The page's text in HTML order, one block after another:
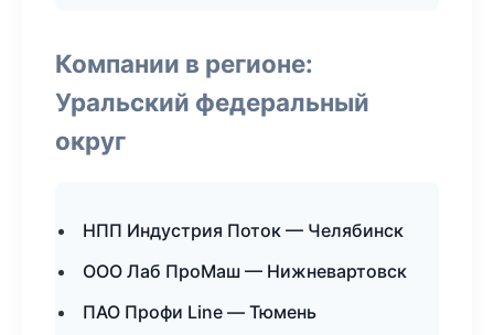
Компании в регионе:
Уральский федеральный
округ
НПП Индустрия Поток — Челябинск
ООО Лаб ПроМаш — Нижневартовск
ПАО Профи Line — Тюмень